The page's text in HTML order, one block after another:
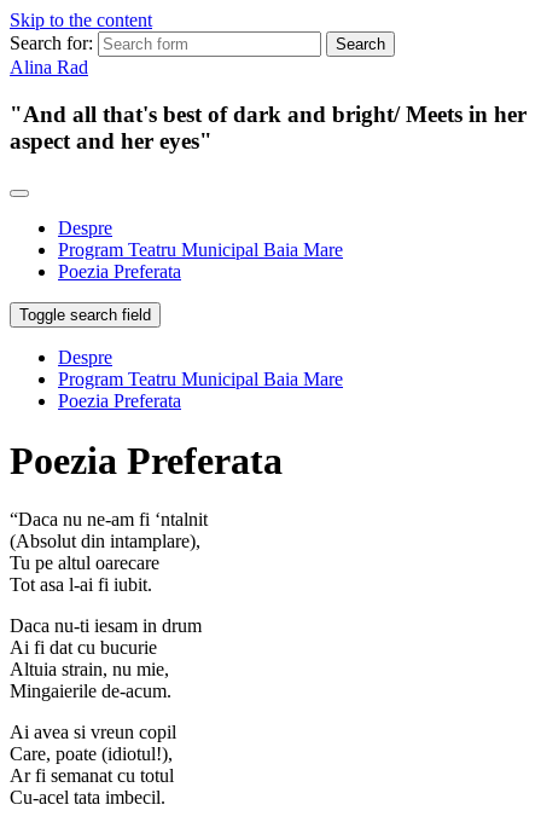
Skip to the content
Search for:
Alina Rad
"And all that's best of dark and bright/ Meets in her
aspect and her eyes"
Despre
Program Teatru Municipal Baia Mare
Poezia Preferata
Toggle search field
Despre
Program Teatru Municipal Baia Mare
Poezia Preferata
Poezia Preferata
“Daca nu ne-am fi ‘ntalnit
(Absolut din intamplare),
Tu pe altul oarecare
Tot asa l-ai fi iubit.
Daca nu-ti iesam in drum
Ai fi dat cu bucurie
Altuia strain, nu mie,
Mingaierile de-acum.
Ai avea si vreun copil
Care, poate (idiotul!),
Ar fi semanat cu totul
Cu-acel tata imbecil.